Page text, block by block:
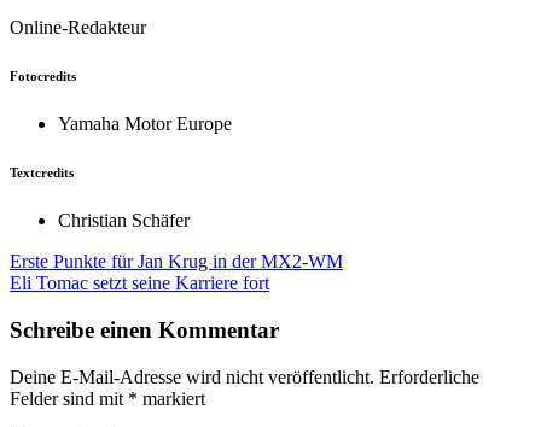
Online-Redakteur
Fotocredits
Yamaha Motor Europe
Textcredits
Christian Schäfer
Beitragsnavigation
Erste Punkte für Jan Krug in der MX2-WM
Eli Tomac setzt seine Karriere fort
Schreibe einen Kommentar
Deine E-Mail-Adresse wird nicht veröffentlicht. Erforderliche
Felder sind mit * markiert